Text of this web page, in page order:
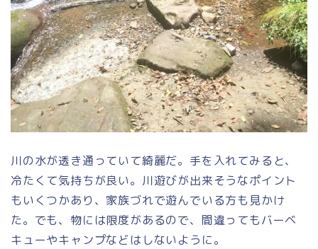
川の水が透き通っていて綺麗だ。手を入れてみると、
冷たくて気持ちが良い。川遊びが出来そうなポイント
もいくつかあり、家族づれで遊んでいる方も見かけ
た。でも、物には限度があるので、間違ってもバーベ
キューやキャンプなどはしないように。